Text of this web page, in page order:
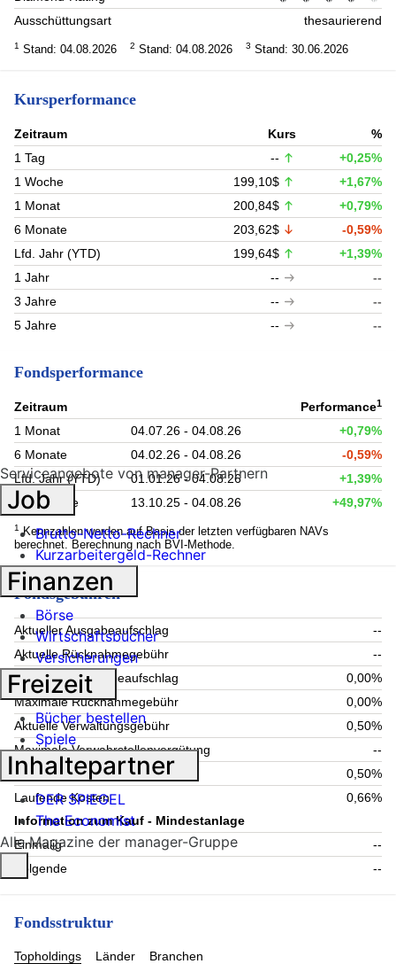
Ausschüttungsart
thesaurierend
1 Stand: 04.08.2026 2 Stand: 04.08.2026 3 Stand: 30.06.2026
Kursperformance
Zeitraum Kurs
%
1 Tag
--
+0,25%
1 Woche
199,10$
+1,67%
1 Monat
200,84$
+0,79%
6 Monate
203,62$
-0,59%
Lfd. Jahr (YTD)
199,64$
+1,39%
1 Jahr
--
--
3 Jahre
--
--
5 Jahre
-- --
Fondsperformance
Zeitraum Performance1
1 Monat 04.07.26 - 04.08.26
+0,79%
6 Monate
04.02.26 - 04.08.26
-0,59%
Lfd. Jahr (YTD)
01.01.26 - 04.08.26
+1,39%
seit Auflage
13.10.25 - 04.08.26 +49,97%
1 Kennzahlen werden auf Basis der letzten verfügbaren NAVs
berechnet. Berechnung nach BVI-Methode.
Fondsgebühren
Aktueller Ausgabeaufschlag
--
Aktuelle Rücknahmegebühr
--
Maximaler Ausgabeaufschlag
0,00%
Maximale Rücknahmegebühr
0,00%
Aktuelle Verwaltungsgebühr
0,50%
Maximale Verwahrstellenvergütung
--
Maximale Verwaltungsgebühr
0,50%
Laufende Kosten
0,66%
Information zum Kauf - Mindestanlage
Einmalig
--
Folgende
--
Fondsstruktur
Topholdings Länder Branchen
Serviceangebote von manager-Partnern
Job
Brutto-Netto-Rechner
Kurzarbeitergeld-Rechner
Finanzen
Börse
Wirtschaftsbücher
Versicherungen
Freizeit
Bücher bestellen
Spiele
Inhaltepartner
DER SPIEGEL
The Economist
Alle Magazine der manager-Gruppe